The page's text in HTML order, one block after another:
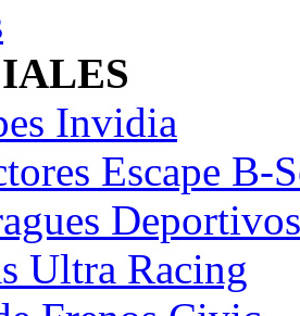
Invidia
Escape B-
Deportivos
Ultra Racing